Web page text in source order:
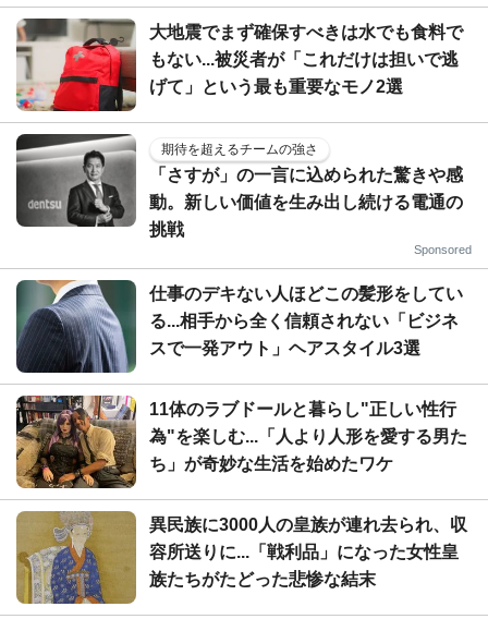
大地震でまず確保すべきは水でも食料で
もない...被災者が「これだけは担いで逃
げて」という最も重要なモノ2選
期待を超えるチームの強さ
「さすが」の一言に込められた驚きや感
動。新しい価値を生み出し続ける電通の
挑戦
Sponsored
仕事のデキない人ほどこの髪形をしてい
る...相手から全く信頼されない「ビジネ
スで一発アウト」ヘアスタイル3選
11体のラブドールと暮らし"正しい性行
為"を楽しむ...「人より人形を愛する男た
ち」が奇妙な生活を始めたワケ
異民族に3000人の皇族が連れ去られ、収
容所送りに...「戦利品」になった女性皇
族たちがたどった悲惨な結末